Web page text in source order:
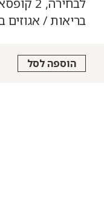
בריאות /
הוספה לסל